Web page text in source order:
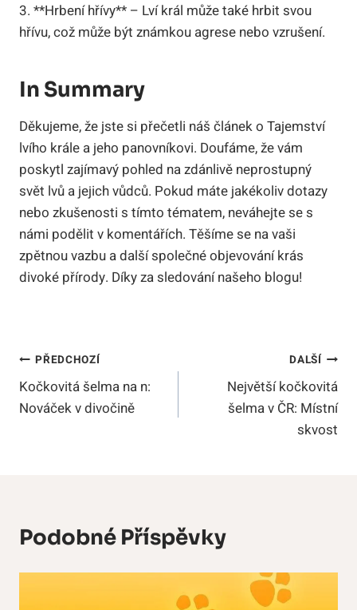
3. **Hrbení hřívy** – Lví král může také hrbit svou
hřívu, což může být známkou agrese nebo vzrušení.
In Summary
Děkujeme, že jste si přečetli náš článek o Tajemství
lvího krále a jeho panovníkovi. Doufáme, že vám
poskytl zajímavý pohled na zdánlivě neprostupný
svět lvů a jejich vůdců. Pokud máte jakékoliv dotazy
nebo zkušenosti s tímto tématem, neváhejte se s
námi podělit v komentářích. Těšíme se na vaši
zpětnou vazbu a další společné objevování krás
divoké přírody. Díky za sledování našeho blogu!
Navigace
Pro
PŘEDCHOZÍ
Kočkovitá šelma na n:
Nováček v divočině
DALŠÍ
Největší kočkovitá
šelma v ČR: Místní
skvost
Podobné Příspěvky